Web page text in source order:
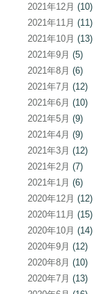
2021年12月 (10)
2021年11月 (11)
2021年10月 (13)
2021年9月 (5)
2021年8月 (6)
2021年7月 (12)
2021年6月 (10)
2021年5月 (9)
2021年4月 (9)
2021年3月 (12)
2021年2月 (7)
2021年1月 (6)
2020年12月 (12)
2020年11月 (15)
2020年10月 (14)
2020年9月 (12)
2020年8月 (10)
2020年7月 (13)